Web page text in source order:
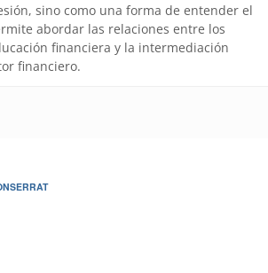
sino como una forma de entender el
abordar las relaciones entre los
financiera y la intermediación
financiero.